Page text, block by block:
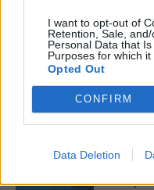
I want to opt-out of
Retention, Sale,
Personal Data that
Purposes for which it
Opted Out
CONFIRM
Data Deletion
27